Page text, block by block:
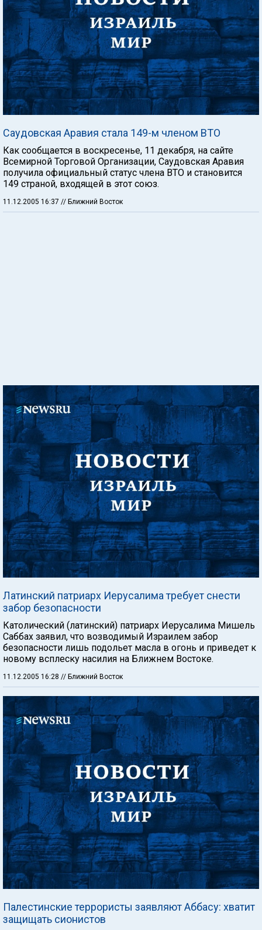
Саудовская Аравия стала 149-м членом ВТО
Как сообщается в воскресенье, 11 декабря, на сайте
Всемирной Торговой Организации, Саудовская Аравия
получила официальный статус члена ВТО и становится
149 страной, входящей в этот союз.
11.12.2005 16:37 // Ближний Восток
Латинский патриарх Иерусалима требует снести
забор безопасности
Католический (латинский) патриарх Иерусалима Мишель
Саббах заявил, что возводимый Израилем забор
безопасности лишь подольет масла в огонь и приведет к
новому всплеску насилия на Ближнем Востоке.
11.12.2005 16:28 // Ближний Восток
Палестинские террористы заявляют Аббасу: хватит
защищать сионистов